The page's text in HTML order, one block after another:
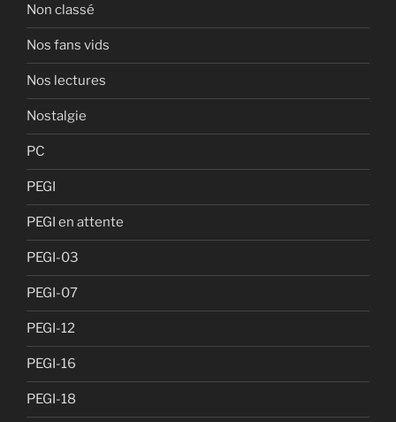
Non classé
Nos fans vids
Nos lectures
Nostalgie
PC
PEGI
PEGI en attente
PEGI-03
PEGI-07
PEGI-12
PEGI-16
PEGI-18